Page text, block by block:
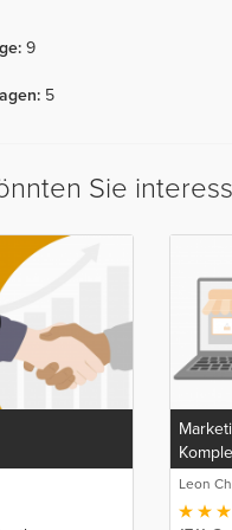
9
5
Sie
Leon